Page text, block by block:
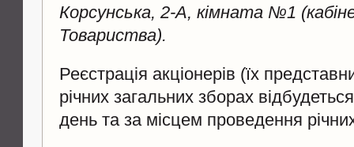
Корсунська, 2-А, кімната №1
Товариства).
Реєстрація акціонерів (їх
річних загальних зборах
день та за місцем проведення